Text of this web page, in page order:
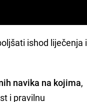
ishod liječenja i
navika na kojima,
i pravilnu